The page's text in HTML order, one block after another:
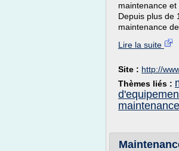
maintenance
Depuis plus de
maintenance
Lire la suite
Site : http://
Thèmes liés :